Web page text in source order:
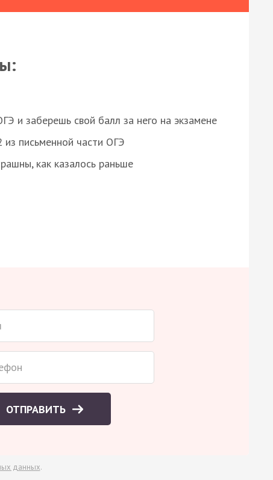
и заберешь свой балл за него на экзамене
письменной части ОГЭ
как казалось раньше
ОТПРАВИТЬ
данных.